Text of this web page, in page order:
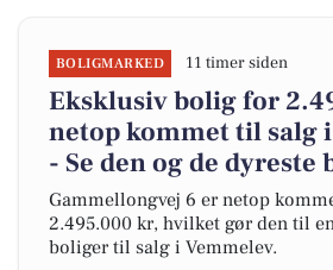
BOLIGMARKED 11 timer siden
Eksklusiv bolig for
netop kommet til salg
- Se den og de dyreste
Gammellongvej 6 er netop
2.495.000 kr, hvilket gør den til
boliger til salg i Vemmelev.